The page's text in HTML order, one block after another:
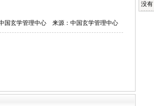
国玄学管理中心 来源：中国玄学管理中心
没有